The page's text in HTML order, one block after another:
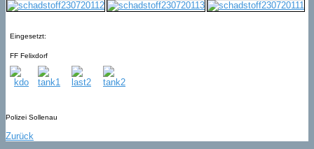
Eingesetzt:
FF Felixdorf
Polizei Sollenau
Zurück